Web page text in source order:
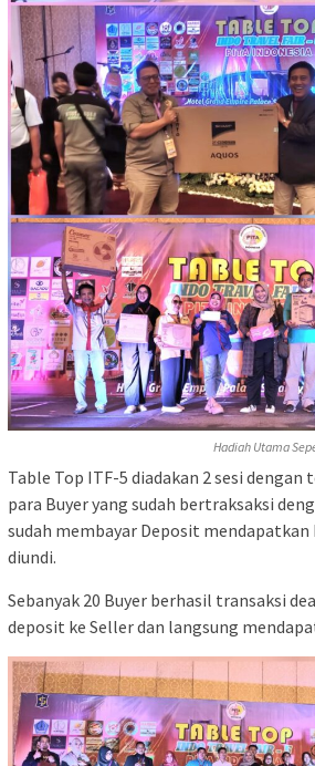
Hadiah Utama
Table Top ITF-5 diadakan 2 sesi
para Buyer yang sudah bertraksaksi
sudah membayar Deposit
diundi.
Sebanyak 20 Buyer berhasil transaksi
deposit ke Seller dan langsung